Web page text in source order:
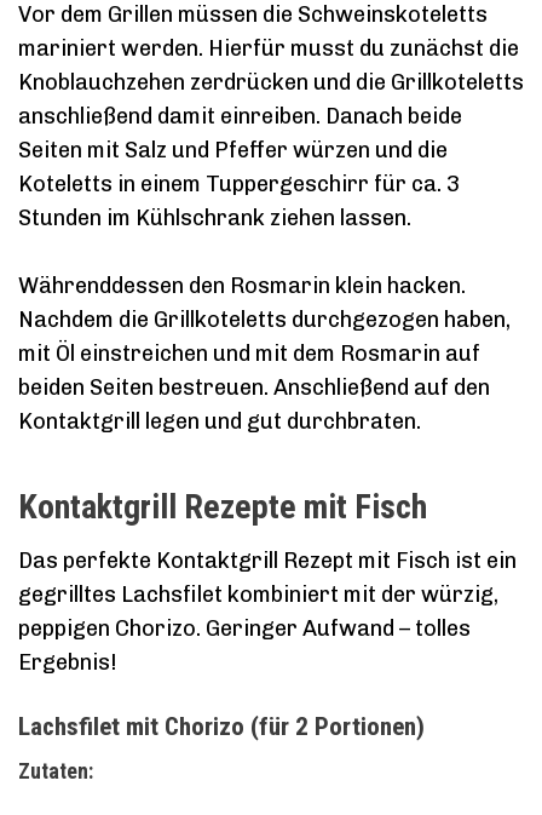
Vor dem Grillen müssen die Schweinskoteletts
mariniert werden. Hierfür musst du zunächst die
Knoblauchzehen zerdrücken und die Grillkoteletts
anschließend damit einreiben. Danach beide
Seiten mit Salz und Pfeffer würzen und die
Koteletts in einem Tuppergeschirr für ca. 3
Stunden im Kühlschrank ziehen lassen.
Währenddessen den Rosmarin klein hacken.
Nachdem die Grillkoteletts durchgezogen haben,
mit Öl einstreichen und mit dem Rosmarin auf
beiden Seiten bestreuen. Anschließend auf den
Kontaktgrill legen und gut durchbraten.
Kontaktgrill Rezepte mit Fisch
Das perfekte Kontaktgrill Rezept mit Fisch ist ein
gegrilltes Lachsfilet kombiniert mit der würzig,
peppigen Chorizo. Geringer Aufwand – tolles
Ergebnis!
Lachsfilet mit Chorizo (für 2 Portionen)
Zutaten: